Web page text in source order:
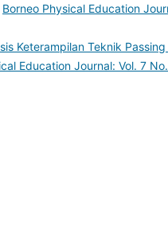
Borneo Physical Education
Keterampilan Teknik
Education Journal: Vol. 7